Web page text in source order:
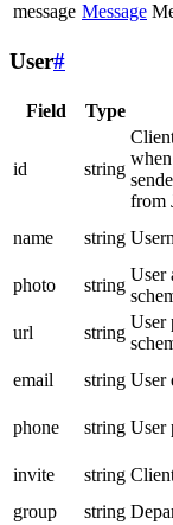
message Message
User#
Field Type
id string
from
name string
photo
string
User
url
string
User
email
string User
phone
string User
invite
string
group
string